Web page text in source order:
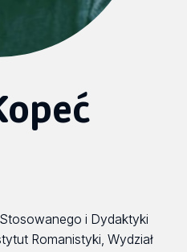
i Dydaktyki
Romanistyki, Wydział